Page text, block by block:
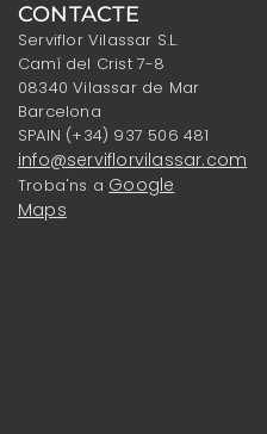
CONTACTE
Serviflor Vilassar S.L.
Camí del Crist 7-8
08340 Vilassar de Mar
Barcelona
SPAIN (+34) 937 506 481
info@serviflorvilassar.com
Troba'ns a Google
Maps